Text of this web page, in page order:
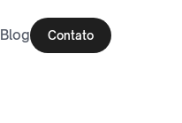
Blog Contato